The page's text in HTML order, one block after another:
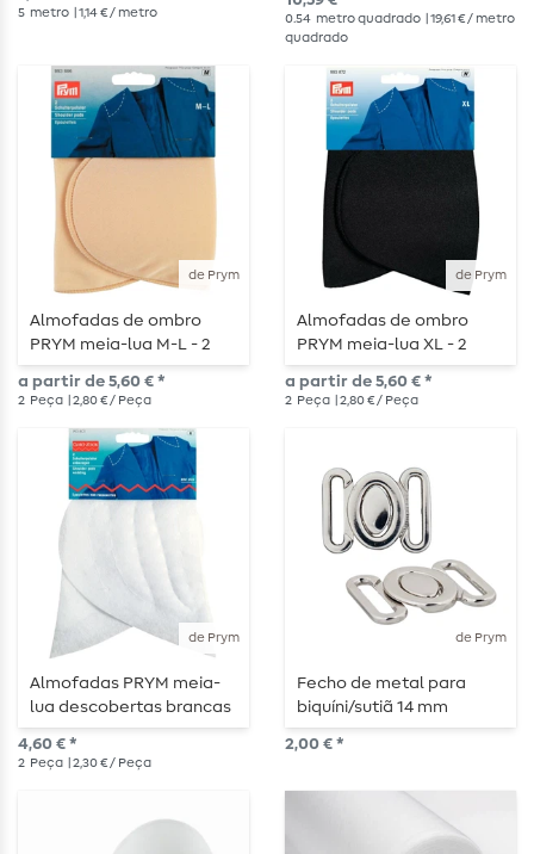
5 metro | 1,14 € / metro 0.54 metro quadrado
| 19,61 € / metro
quadrado
de Prym
Almofadas de ombro
PRYM meia-lua M-L - 2
peças
a partir de 5,60 € *
2 Peça | 2,80 € / Peça
de Prym
Almofadas de ombro
PRYM meia-lua XL - 2
peças
a partir de 5,60 € *
2 Peça | 2,80 € / Peça
de Prym
Almofadas PRYM meia-
lua descobertas brancas
- 2 peças
4,60 € *
2 Peça | 2,30 € / Peça
de Prym
Fecho de metal para
biquíni/sutiã 14 mm
2,00 € *